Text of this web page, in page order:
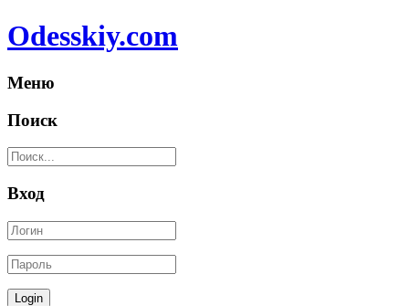
Odesskiy.com
Меню
Поиск
Вход